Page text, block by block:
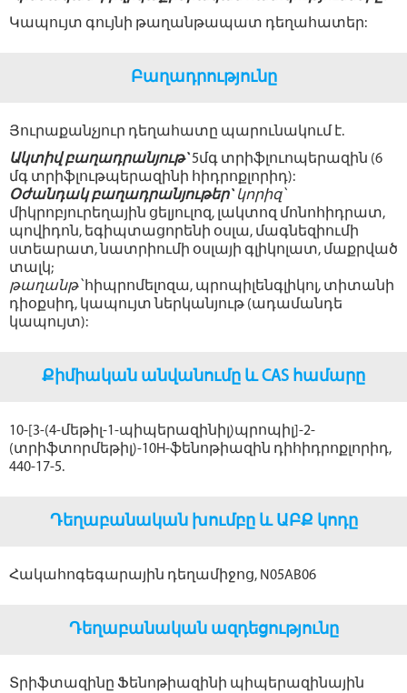
Կապույտ գույնի թաղանթապատ դեղահատեր:
Բաղադրությունը
Յուրաքանչյուր դեղահատը պարունակում է.
Ակտիվ բաղադրանյութ`5մգ տրիֆլուոպերազին (6
մգ տրիֆլութպերազինի հիդրոքլորիդ):
Օժանդակ բաղադրանյութեր` կորիզ՝
միկրոբյուրեղային ցելյուլոզ, լակտոզ մոնոհիդրատ,
պովիդոն, եգիպտացորենի օսլա, մագնեզիումի
ստեարատ, նատրիումի օսլայի գլիկոլատ, մաքրված
տալկ;
թաղանթ՝ հիպրոմելոզա, պրոպիլենգլիկոլ, տիտանի
դիօքսիդ, կապույտ ներկանյութ (ադամանդե
կապույտ):
Քիմիական անվանումը և CAS համարը
10-[3-(4-մեթիլ-1-պիպերազինիլ)պրոպիլ]-2-
(տրիֆտորմեթիլ)-10Н-ֆենոթիազին դիհիդրոքլորիդ,
440-17-5.
Դեղաբանական խումբը և ԱԲՔ կոդը
Հակահոգեգարային դեղամիջոց, N05AВ06
Դեղաբանական ազդեցությունը
Տրիֆտազինը Ֆենոթիազինի պիպերազինային